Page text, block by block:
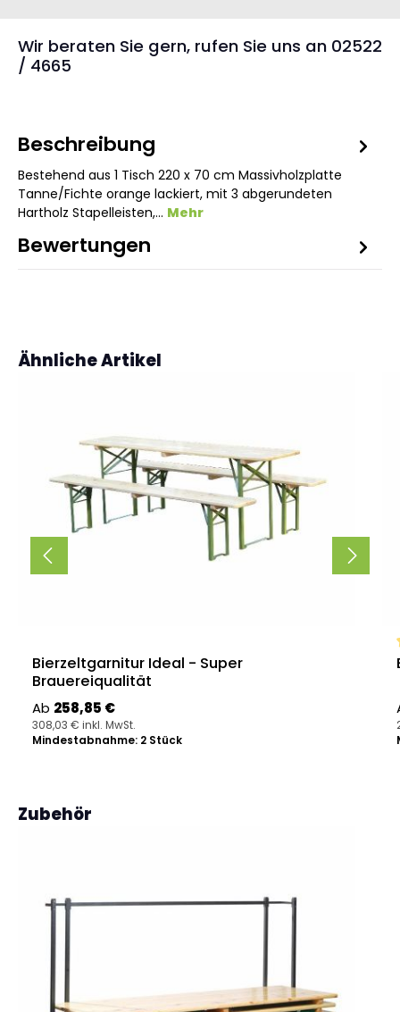
Wir beraten Sie gern, rufen Sie uns an 02522
/ 4665
Beschreibung
Bestehend aus 1 Tisch 220 x 70 cm Massivholzplatte
Tanne/Fichte orange lackiert, mit 3 abgerundeten
Hartholz Stapelleisten,… Mehr
Bewertungen
Produktgalerie überspringen
Ähnliche Artikel
Bierzeltgarnitur Ideal - Super
Brauereiqualität
Regulärer Preis:
Ab 258,85 €
308,03 € inkl. MwSt.
Mindestabnahme: 2 Stück
Produktgalerie überspringen
Zubehör